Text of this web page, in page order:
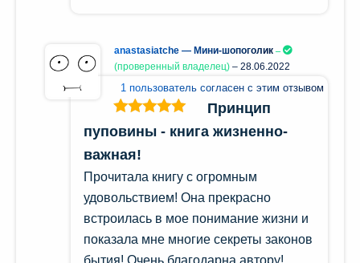
anastasiatche — Мини-шопоголик
(проверенный владелец) – 28.06.2022
1 пользователь согласен с этим отзывом
Оценка 5из
5
Принцип
пуповины - книга жизненно-
важная!
Прочитала книгу с огромным
удовольствием! Она прекрасно
встроилась в мое понимание жизни и
показала мне многие секреты законов
бытия! Очень благодарна автору!